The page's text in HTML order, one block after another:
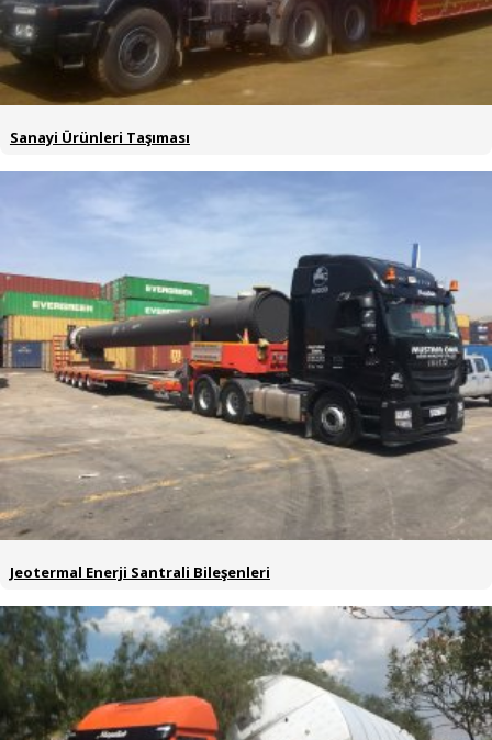
Sanayi Ürünleri Taşıması
Jeotermal Enerji Santrali Bileşenleri